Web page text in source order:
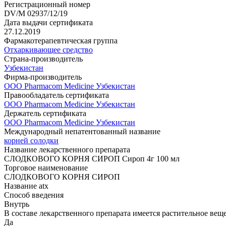
Регистрационный номер
DV/M 02937/12/19
Дата выдачи сертификата
27.12.2019
Фармакотерапевтическая группа
Отхаркивающее средство
Страна-производитель
Узбекистан
Фирма-производитель
ООО Pharmacom Medicine Узбекистан
Правообладатель сертификата
ООО Pharmacom Medicine Узбекистан
Держатель сертификата
ООО Pharmacom Medicine Узбекистан
Международный непатентованный название
корней солодки
Название лекарственного препарата
СЛОДКОВОГО КОРНЯ СИРОП Сироп 4г 100 мл
Торговое наименование
СЛОДКОВОГО КОРНЯ СИРОП
Название atx
Способ введения
Внутрь
В составе лекарственного препарата имеется растительное
Да